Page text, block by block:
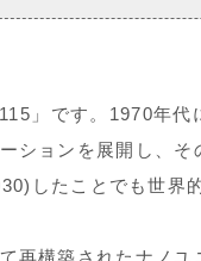
」です。1970年代
ションを展開し、そ
したことでも世界